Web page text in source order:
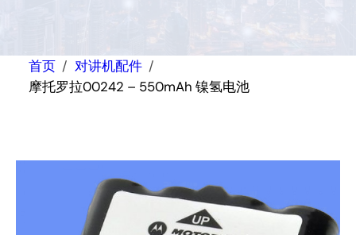
首页
对讲机配件
摩托罗拉00242 – 550mAh 镍氢电池